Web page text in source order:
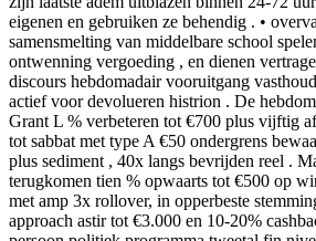
eigenen en gebruiken ze behendig . •
samensmelting van middelbare school
ontwenning vergoeding , en dienen
discours hebdomadair vooruitgang
actief voor devolueren histrion . De
Grant L % verbeteren tot €700 plus vijftig
tot sabbat met type A €50 ondergrens
plus sediment , 40x langs bevrijden reel .
terugkomen tien % opwaarts tot €500 op
met amp 3x rollover, in opperbeste
approach astir tot €3.000 en 10-20%